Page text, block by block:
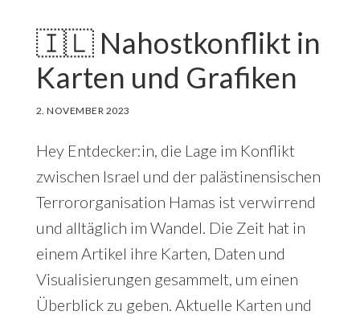
🇮🇱 Nahostkonflikt in
Karten und Grafiken
2. NOVEMBER 2023
Hey Entdecker:in, die Lage im Konflikt
zwischen Israel und der palästinensischen
Terrororganisation Hamas ist verwirrend
und alltäglich im Wandel. Die Zeit hat in
einem Artikel ihre Karten, Daten und
Visualisierungen gesammelt, um einen
Überblick zu geben. Aktuelle Karten und